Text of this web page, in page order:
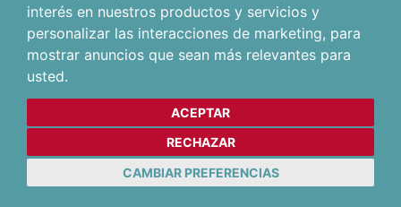
interés en nuestros productos y servicios y
personalizar las interacciones de marketing, para
mostrar anuncios que sean más relevantes para
usted.
ACEPTAR
RECHAZAR
CAMBIAR PREFERENCIAS